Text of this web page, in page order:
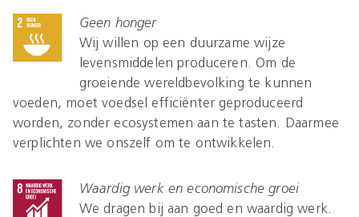
Geen honger
Wij willen op een duurzame wijze
levensmiddelen produceren. Om de
groeiende wereldbevolking te kunnen
voeden, moet voedsel efficiënter geproduceerd
worden, zonder ecosystemen aan te tasten. Daarmee
verplichten we onszelf om te ontwikkelen.
Waardig werk en economische groei
We dragen bij aan goed en waardig werk.